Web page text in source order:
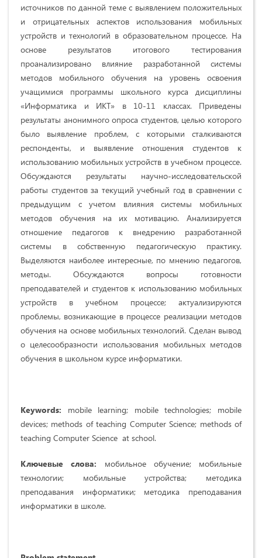
источников по данной теме с выявлением положительных
и отрицательных аспектов использования мобильных
устройств и технологий в образовательном процессе. На
основе результатов итогового тестирования
проанализировано влияние разработанной системы
методов мобильного обучения на уровень освоения
учащимися программы школьного курса дисциплины
«Информатика и ИКТ» в 10-11 классах. Приведены
результаты анонимного опроса студентов, целью которого
было выявление проблем, с которыми сталкиваются
респонденты, и выявление отношения студентов к
использованию мобильных устройств в учебном процессе.
Обсуждаются результаты научно-исследовательской
работы студентов за текущий учебный год в сравнении с
предыдущим с учетом влияния системы мобильных
методов обучения на их мотивацию. Анализируется
отношение педагогов к внедрению разработанной
системы в собственную педагогическую практику.
Выделяются наиболее интересные, по мнению педагогов,
методы. Обсуждаются вопросы готовности
преподавателей и студентов к использованию мобильных
устройств в учебном процессе; актуализируются
проблемы, возникающие в процессе реализации методов
обучения на основе мобильных технологий. Сделан вывод
о целесообразности использования мобильных методов
обучения в школьном курсе информатики.
Keywords: mobile learning; mobile technologies; mobile
devices; methods of teaching Computer Science; methods of
teaching Computer Science at school.
Ключевые слова: мобильное обучение; мобильные
технологии; мобильные устройства; методика
преподавания информатики; методика преподавания
информатики в школе.